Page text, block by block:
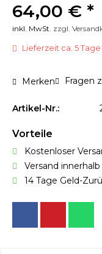
64,00 € *
inkl. MwSt. zzgl.
Lieferzeit ca. 5 Tage
Merken Fragen
Artikel-Nr.:
Vorteile
Kostenloser
Versand
14 Tage Geld-